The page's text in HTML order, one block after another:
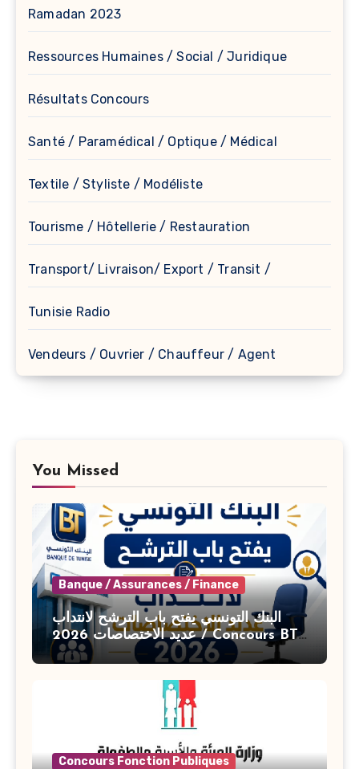
Ramadan 2023
Ressources Humaines / Social / Juridique
Résultats Concours
Santé / Paramédical / Optique / Médical
Textile / Styliste / Modéliste
Tourisme / Hôtellerie / Restauration
Transport/ Livraison/ Export / Transit /
Tunisie Radio
Vendeurs / Ouvrier / Chauffeur / Agent
You Missed
Banque / Assurances / Finance
البنك التونسي يفتح باب الترشح لانتداب
عديد الاختصاصات 2026 / Concours BT
Banque de Tunisie 2026
Concours Fonction Publiques